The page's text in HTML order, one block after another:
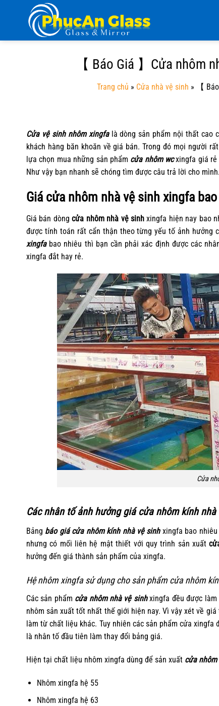
dung
【 Báo Giá 】Cửa nhôm
Trang chủ » Cửa nhà vệ sinh » 【
Cửa vệ sinh nhôm xingfalà dòng sản phẩm nội thất cao
khách hàng băn khoăn về giá bán. Trong đó mọi người
lựa chọn mua những sản phẩm cửa nhôm wcxingfa giá rẻ
Như vậy bạn nhanh sẽ chóng tìm được câu trả lời cho mình.
Giá cửa nhôm nhà vệ sinh xingfa
Giá bán dòngcửa nhôm nhà vệ sinh xingfa hiện nay bao
được tính toán rất cẩn thận theo từng yếu tố ảnh hưởng
xingfabao nhiêu thì bạn cần phải xác định được các
xingfa đắt hay rẻ.
Cửa
Các nhân tố ảnh hưởng giá cửa nhôm kính
Bảng báo giá cửa nhôm kính nhà vệ sinhxingfa bao nhiêu
nhưng có mối liên hệ mật thiết với quy trình sản xuất
hưởng đến giá thành sản phẩm của xingfa.
Hệ nhôm xingfa sử dụng cho sản phẩm cửa nhôm
Các sản phẩm cửa nhôm nhà vệ sinhxingfa đều được làm
nhôm sản xuất tốt nhất thế giới hiện nay. Vì vậy xét về
làm từ chất liệu khác. Tuy nhiên các sản phẩm cửa
là nhân tố đầu tiên làm thay đổi bảng giá.
Hiện tại chất liệu nhôm xingfa dùng để sản xuất cửa
Nhôm xingfa hệ 55
Nhôm xingfa hệ 63